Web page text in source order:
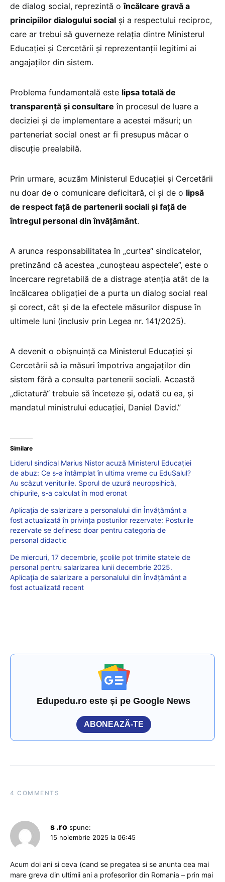
de dialog social, reprezintă oîncălcare gravă a
principiilor dialogului social și a respectului reciproc,
care ar trebui să guverneze relația dintre Ministerul
Educației și Cercetării și reprezentanții legitimi ai
angajaților din sistem.
Problema fundamentală este lipsa totală de
transparență și consultare în procesul de luare a
deciziei și de implementare a acestei măsuri; un
parteneriat social onest ar fi presupus măcar o
discuție prealabilă.
Prin urmare, acuzăm Ministerul Educației și Cercetării
nu doar de o comunicare deficitară, ci și de o lipsă
de respect față de partenerii sociali și față de
întregul personal din învățământ.
A arunca responsabilitatea în „curtea“ sindicatelor,
pretinzând că acestea „cunoșteau aspectele”, este o
încercare regretabilă de a distrage atenția atât de la
încălcarea obligației de a purta un dialog social real
și corect, cât și de la efectele măsurilor dispuse în
ultimele luni (inclusiv prin Legea nr. 141/2025).
A devenit o obișnuință ca Ministerul Educației și
Cercetării să ia măsuri împotriva angajaților din
sistem fără a consulta partenerii sociali. Această
„dictatură“ trebuie să înceteze și, odată cu ea, și
mandatul ministrului educației, Daniel David.”
Similare
Liderul sindical Marius Nistor acuză Ministerul Educației
de abuz: Ce s-a întâmplat în ultima vreme cu EduSalul?
Au scăzut veniturile. Sporul de uzură neuropsihică,
chipurile, s-a calculat în mod eronat
Aplicația de salarizare a personalului din Învățământ a
fost actualizată în privința posturilor rezervate: Posturile
rezervate se definesc doar pentru categoria de
personal didactic
De miercuri, 17 decembrie, școlile pot trimite statele de
personal pentru salarizarea lunii decembrie 2025.
Aplicația de salarizare a personalului din Învățământ a
fost actualizată recent
Edupedu.ro este și pe Google News
ABONEAZĂ-TE
4 COMMENTS
s .ro spune:
15 noiembrie 2025 la 06:45
Acum doi ani si ceva (cand se pregatea si se anunta cea mai
mare greva din ultimii ani a profesorilor din Romania – prin mai